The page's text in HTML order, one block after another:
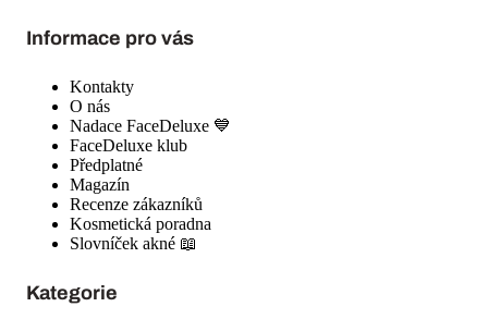
Informace pro vás
Kontakty
O nás
Nadace FaceDeluxe 💙
FaceDeluxe klub
Předplatné
Magazín
Recenze zákazníků
Kosmetická poradna
Slovníček akné 📖
Kategorie